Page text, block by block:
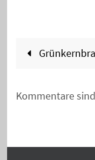
Kommentare